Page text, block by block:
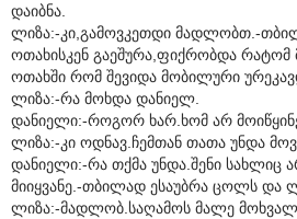
დაიბნა.
ლიზა:-კი,გამოვკეთდი მადლობთ.-
ოთახისკენ გაეშურა,ფიქრობდა რატომ
ოთახში რომ შევიდა მობილური
ლიზა:-რა მოხდა დანიელ.
დანიელი:-როგორ ხარ.ხომ არ
ლიზა:-კი ოდნავ.ჩემთან თათა უნდა
დანიელი:-რა თქმა უნდა.შენი სახლიც
მიიყვანე.-თბილად ესაუბრა ცოლს და
ლიზა:-მადლობ.საღამოს მალე